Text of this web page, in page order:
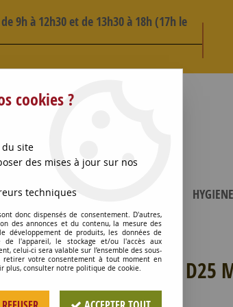
9h à 12h30 et de 13h30 à 18h (17h le
PVC TRANSPARENT D25
cookies ?
site
des mises à jour sur nos
techniques
donc dispensés de consentement. D'autres,
des annonces et du contenu, la mesure des
développement de produits, les données de
de l'appareil, le stockage et/ou l'accès aux
celui-ci sera valable sur l’ensemble des sous-
retirer votre consentement à tout moment en
plus, consulter notre politique de cookie.